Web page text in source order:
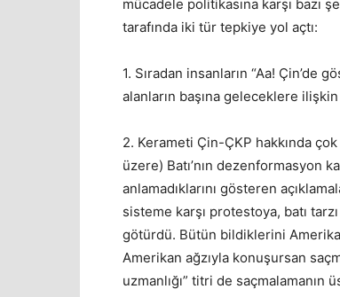
mücadele politikasına karşı bazı
tarafında iki tür tepkiye yol açtı:
1. Sıradan insanların “Aa! Çin’de
alanların başına geleceklere
2. Kerameti Çin-ÇKP hakkında
üzere) Batı’nın dezenformasyon
anlamadıklarını gösteren
sisteme karşı protestoya, batı
götürdü. Bütün bildiklerini
Amerikan ağzıyla konuşursan
uzmanlığı” titri de saçmalamanın